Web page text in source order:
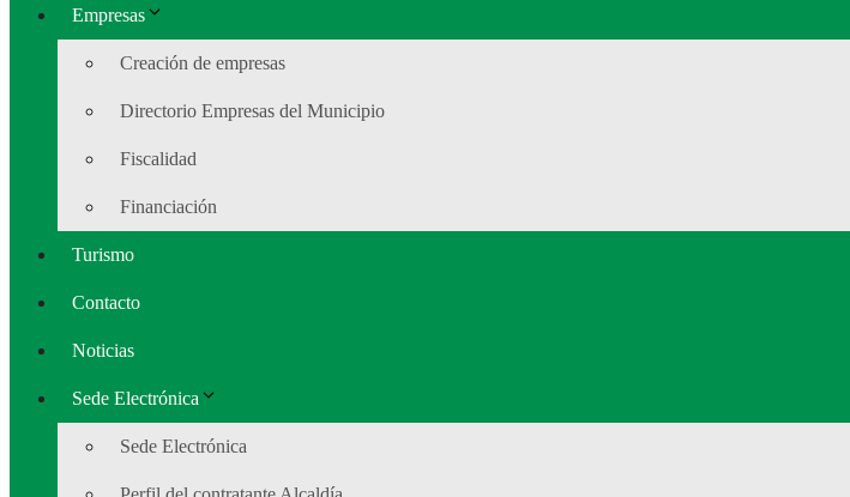
Empresas
Creación de empresas
Directorio Empresas del Municipio
Fiscalidad
Financiación
Turismo
Contacto
Noticias
Sede Electrónica
Sede Electrónica